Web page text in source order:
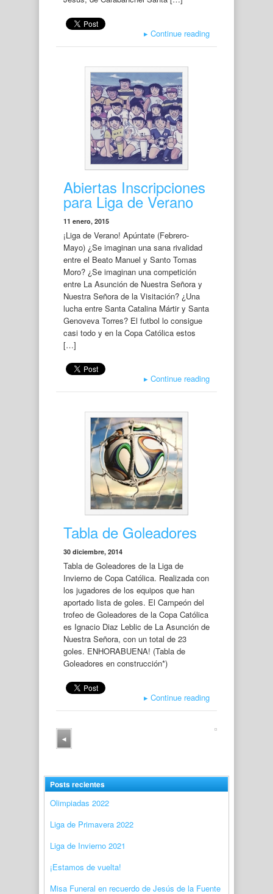
▸ Continue reading
Abiertas Inscripciones
para Liga de Verano
11 enero, 2015
¡Liga de Verano! Apúntate (Febrero-
Mayo) ¿Se imaginan una sana rivalidad
entre el Beato Manuel y Santo Tomas
Moro? ¿Se imaginan una competición
entre La Asunción de Nuestra Señora y
Nuestra Señora de la Visitación? ¿Una
lucha entre Santa Catalina Mártir y Santa
Genoveva Torres? El futbol lo consigue
casi todo y en la Copa Católica estos
[…]
▸ Continue reading
Tabla de Goleadores
30 diciembre, 2014
Tabla de Goleadores de la Liga de
Invierno de Copa Católica. Realizada con
los jugadores de los equipos que han
aportado lista de goles. El Campeón del
trofeo de Goleadores de la Copa Católica
es Ignacio Diaz Leblic de La Asunción de
Nuestra Señora, con un total de 23
goles. ENHORABUENA! (Tabla de
Goleadores en construcción*)
▸ Continue reading
◂
Posts recientes
Olimpiadas 2022
Liga de Primavera 2022
Liga de Invierno 2021
¡Estamos de vuelta!
Misa Funeral en recuerdo de Jesús de la Fuente